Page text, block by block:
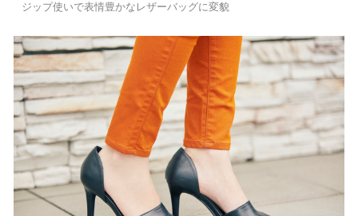
ジップ使いで表情豊かなレザーバッグに変貌